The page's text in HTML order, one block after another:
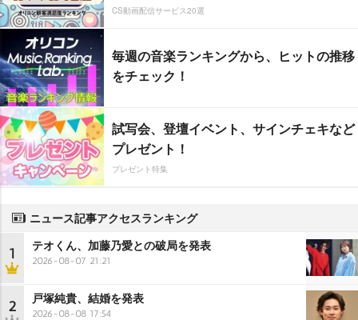
CS動画配信サービス20選
毎週の音楽ランキングから、ヒットの推移
をチェック！
試写会、登壇イベント、サインチェキなど
プレゼント！
プレゼント特集
ニュース記事アクセスランキング
1 テオくん、加藤乃愛との破局を発表
2026-08-07 21:21
2 戸塚純貴、結婚を発表
2026-08-08 17:54